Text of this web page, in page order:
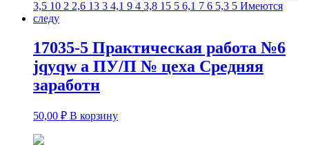
17035-5 Практическая работа №6
jqyqw а ПУ/П № цеха Средняя
заработн
50,00 ₽ В корзину